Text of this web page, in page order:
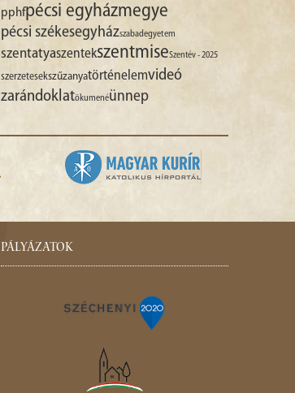
pphfpécsi egyházmegye
pécsi székesegyházszabadegyetem
szentatyaszentekszentmiseSzentév - 2025
szerzetesekszűzanyatörténelemvideó
zarándoklatökumenéünnep
PÁLYÁZATOK